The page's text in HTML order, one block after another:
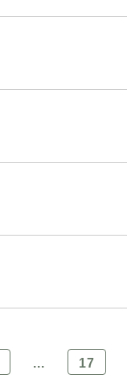
... 17